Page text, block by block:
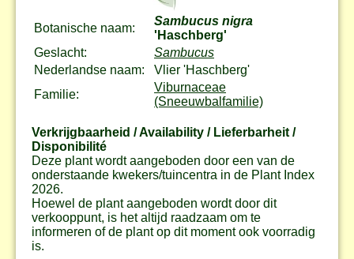
Botanische naam:
Sambucus nigra
'Haschberg'
Geslacht:
Sambucus
Nederlandse naam:
Vlier 'Haschberg'
Familie:
Viburnaceae
(Sneeuwbalfamilie)
Verkrijgbaarheid / Availability / Lieferbarheit /
Disponibilité
Deze plant wordt aangeboden door een van de
onderstaande kwekers/tuincentra in de Plant Index
2026.
Hoewel de plant aangeboden wordt door dit
verkooppunt, is het altijd raadzaam om te
informeren of de plant op dit moment ook voorradig
is.